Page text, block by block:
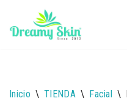
Saltar
Inicio \ TIENDA \ Facial \